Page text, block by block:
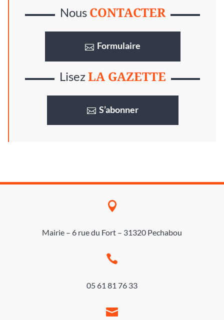
Nous CONTACTER
Formulaire
LisezLA GAZETTE
S’abonner

Mairie – 6 rue du Fort – 31320 Pechabou

05 61 81 76 33
